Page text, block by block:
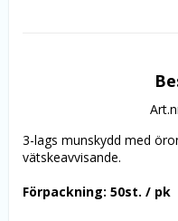
3-lags munskydd med
vätskeavvisande.
Förpackning: 50st. / pk